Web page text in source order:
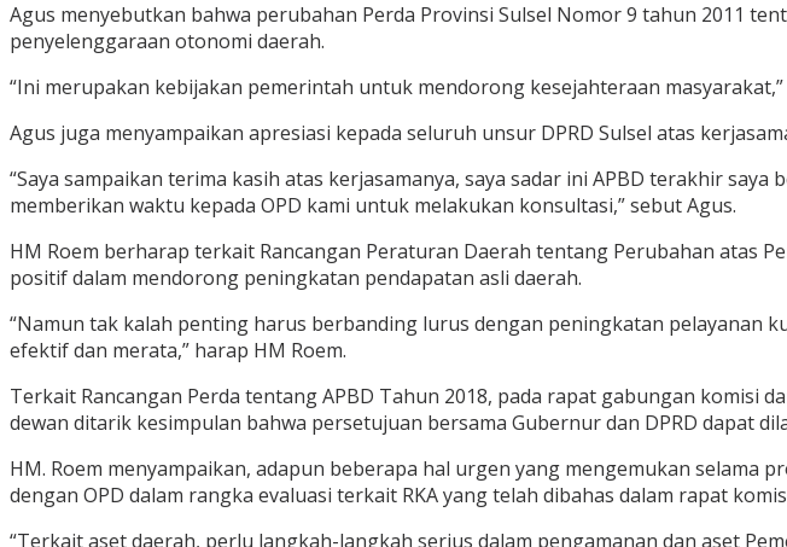
Agus menyebutkan bahwa perubahan Perda Provinsi Sulsel Nomor 9 tahun 2011
penyelenggaraan otonomi daerah.
“Ini merupakan kebijakan pemerintah untuk mendorong kesejahteraan masyarakat,”
Agus juga menyampaikan apresiasi kepada seluruh unsur DPRD Sulsel atas
“Saya sampaikan terima kasih atas kerjasamanya, saya sadar ini APBD terakhir
memberikan waktu kepada OPD kami untuk melakukan konsultasi,” sebut Agus.
HM Roem berharap terkait Rancangan Peraturan Daerah tentang Perubahan atas
positif dalam mendorong peningkatan pendapatan asli daerah.
“Namun tak kalah penting harus berbanding lurus dengan peningkatan pelayanan
efektif dan merata,” harap HM Roem.
Terkait Rancangan Perda tentang APBD Tahun 2018, pada rapat gabungan komisi
dewan ditarik kesimpulan bahwa persetujuan bersama Gubernur dan DPRD dapat
HM. Roem menyampaikan, adapun beberapa hal urgen yang mengemukan selama
dengan OPD dalam rangka evaluasi terkait RKA yang telah dibahas dalam rapat
“Terkait aset daerah, perlu langkah-langkah serius dalam pengamanan dan aset